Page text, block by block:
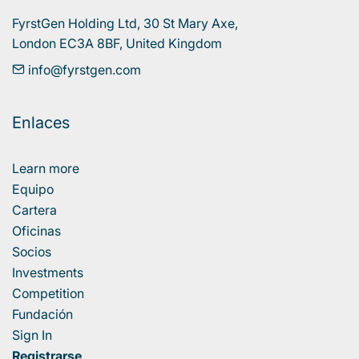
FyrstGen Holding Ltd, 30 St Mary Axe,
London EC3A 8BF, United Kingdom
info@fyrstgen.com
Enlaces
Learn more
Equipo
Cartera
Oficinas
Socios
Investments
Competition
Fundación
Sign In
Registrarse